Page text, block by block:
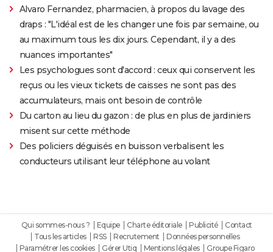
Alvaro Fernandez, pharmacien, à propos du lavage des
draps : "L'idéal est de les changer une fois par semaine, ou
au maximum tous les dix jours. Cependant, il y a des
nuances importantes"
Les psychologues sont d'accord : ceux qui conservent les
reçus ou les vieux tickets de caisses ne sont pas des
accumulateurs, mais ont besoin de contrôle
Du carton au lieu du gazon : de plus en plus de jardiniers
misent sur cette méthode
Des policiers déguisés en buisson verbalisent les
conducteurs utilisant leur téléphone au volant
Qui sommes-nous ? Equipe Charte éditoriale Publicité
Contact
Tous les articles
RSS Recrutement
Données personnelles
Paramétrer les cookies
Gérer Utiq Mentions légales Groupe Figaro